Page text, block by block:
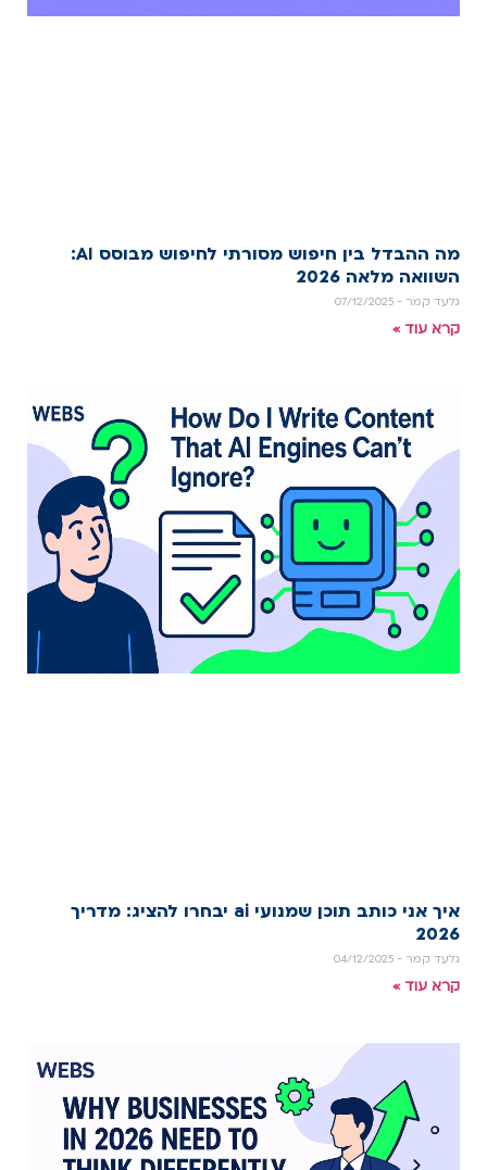
מה ההבדל בין חיפוש מסורתי לחיפוש מבוסס AI:
השוואה מלאה 2026
גלעד קמר
קרא עוד »
איך אני כותב תוכן שמנועי ai יבחרו להציג: מדריך
2026
גלעד קמר
קרא עוד »